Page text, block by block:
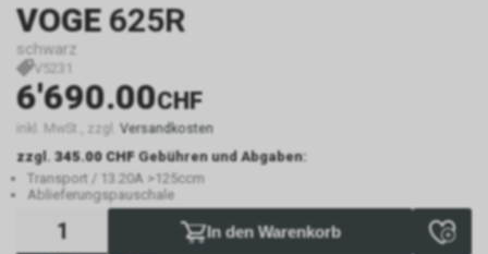
VOGE 625R
schwarz
V5231
6'690.00CHF
inkl. MwSt., zzgl. Versandkosten
zzgl. 345.00 CHF Gebühren und Abgaben:
Transport / 13.20A >125ccm
Ablieferungspauschale
In den Warenkorb